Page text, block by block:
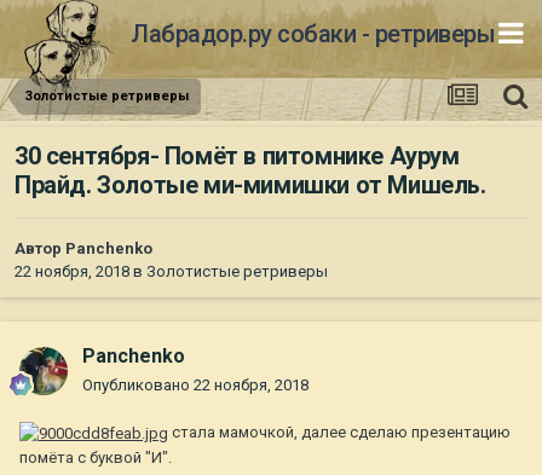
Лабрадор.ру собаки - ретриверы
Золотистые ретриверы
30 сентября- Помёт в питомнике Аурум
Прайд. Золотые ми-мимишки от Мишель.
Автор Panchenko
22 ноября, 2018 в Золотистые ретриверы
Panchenko
Опубликовано 22 ноября, 2018
стала мамочкой, далее сделаю презентацию
помёта с буквой "И".